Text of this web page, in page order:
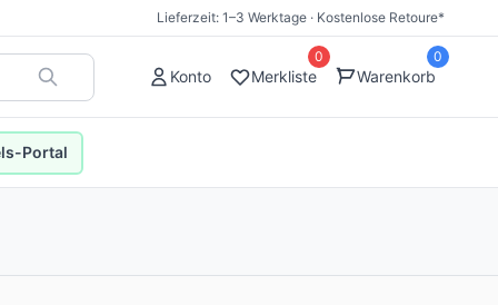
Lieferzeit: 1–3 Werktage · Kostenlose Retoure*
Konto Merkliste
0
Warenkorb
0
Portal